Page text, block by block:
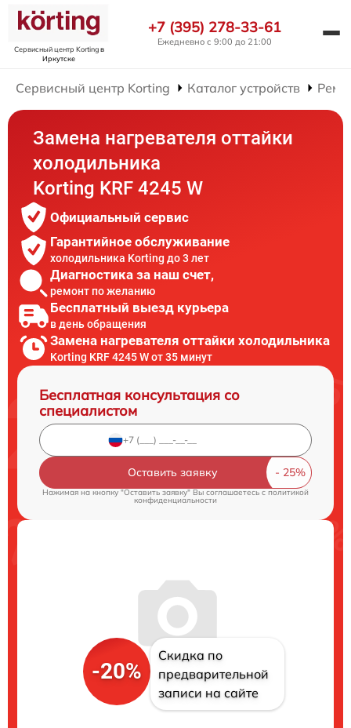
Сервисный центр Kortingв
Иркутске
+7 (395) 278-33-61
Ежедневно с 9:00 до 21:00
Сервисный центр Korting Каталог устройств
Замена нагревателя оттайки
холодильника
Korting KRF 4245 W
Официальный сервис
Гарантийное обслуживание
холодильника Korting до 3 лет
Диагностика за наш счет,
ремонт по желанию
Бесплатный выезд курьера
в день обращения
Замена нагревателя оттайки холодильника
Korting KRF 4245 W от 35 минут
Бесплатная консультация со
специалистом
Оставить заявку
Нажимая на кнопку "Оставить заявку" Вы соглашаетесь cполитикой
конфиденциальности
-20%
Скидка по
предварительной
записи на сайте